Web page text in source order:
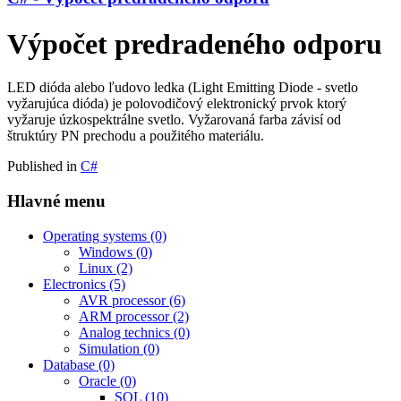
Výpočet predradeného odporu
LED dióda alebo ľudovo ledka (Light Emitting Diode - svetlo
vyžarujúca dióda) je polovodičový elektronický prvok ktorý
vyžaruje úzkospektrálne svetlo. Vyžarovaná farba závisí od
štruktúry PN prechodu a použitého materiálu.
Published in C#
Hlavné menu
Operating systems (0)
Windows (0)
Linux (2)
Electronics (5)
AVR processor(6)
ARM processor(2)
Analog technics (0)
Simulation (0)
Database (0)
Oracle (0)
SQL (10)